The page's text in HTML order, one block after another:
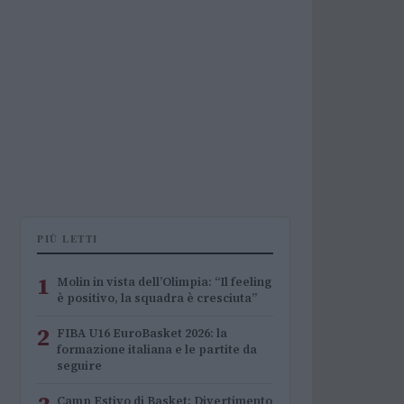
PIÙ LETTI
1 Molin in vista dell’Olimpia: “Il feeling
è positivo, la squadra è cresciuta”
2 FIBA U16 EuroBasket 2026: la
formazione italiana e le partite da
seguire
Camp Estivo di Basket: Divertimento